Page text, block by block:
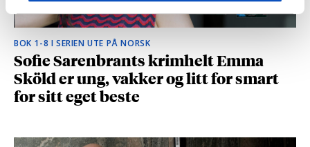
BOK 1-8 I SERIEN UTE PÅ NORSK
Sofie Sarenbrants krimhelt Emma
Sköld er ung, vakker og litt for smart
for sitt eget beste